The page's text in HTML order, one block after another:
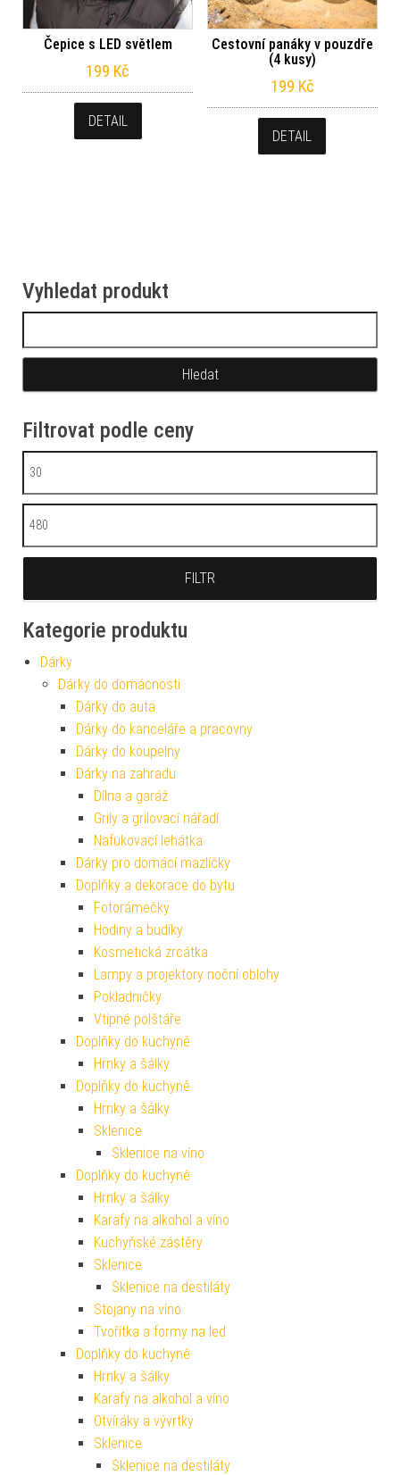
Čepice s LED světlem
199 Kč
DETAIL
Cestovní panáky v pouzdře
(4 kusy)
199 Kč
DETAIL
Vyhledat produkt
Filtrovat podle ceny
Minimální cena
Maximální cena
FILTR
Kategorie produktu
Dárky
Dárky do domácnosti
Dárky do auta
Dárky do kanceláře a pracovny
Dárky do koupelny
Dárky na zahradu
Dílna a garáž
Grily a grilovací nářadí
Nafukovací lehátka
Dárky pro domácí mazlíčky
Doplňky a dekorace do bytu
Fotorámečky
Hodiny a budíky
Kosmetická zrcátka
Lampy a projektory noční oblohy
Pokladničky
Vtipné polštáře
Doplňky do kuchyně
Hrnky a šálky
Doplňky do kuchyně
Hrnky a šálky
Sklenice
Sklenice na víno
Doplňky do kuchyně
Hrnky a šálky
Karafy na alkohol a víno
Kuchyňské zástěry
Sklenice
Sklenice na destiláty
Stojany na víno
Tvořítka a formy na led
Doplňky do kuchyně
Hrnky a šálky
Karafy na alkohol a víno
Otvíráky a vývrtky
Sklenice
Sklenice na destiláty